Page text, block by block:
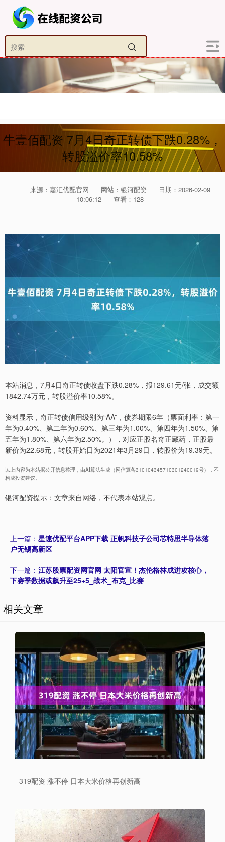
牛壹佰配资 7月4日奇正转债下跌0.28%，
转股溢价率10.58%
来源：嘉汇优配官网 网站：银河配资
日期：2026-02-09
10:06:12
查看：128
本站消息，7月4日奇正转债收盘下跌0.28%，报129.61元/张，成交额
1842.74万元，转股溢价率10.58%。
资料显示，奇正转债信用级别为“AA”，债券期限6年（票面利率：第一
年为0.40%、第二年为0.60%、第三年为1.00%、第四年为1.50%、第
五年为1.80%、第六年为2.50%。），对应正股名奇正藏药，正股最
新价为22.68元，转股开始日为2021年3月29日，转股价为19.39元。
以上内容为本站据公开信息整理，由AI算法生成（网信算备310104345710301240019号），不
构成投资建议。
银河配资提示：文章来自网络，不代表本站观点。
上一篇： 星速优配平台APP下载 正帆科技子公司芯特思半导体落
户无锡高新区
下一篇： 江苏股票配资网官网 太阳官宣！杰伦格林成进攻核心，
下赛季数据或飙升至25+5_战术_布克_比赛
相关文章
319配资 涨不停 日本大米价格再创新高